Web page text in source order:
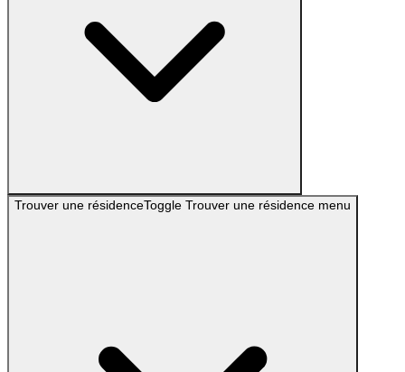
Trouver une résidenceToggle Trouver une résidence menu